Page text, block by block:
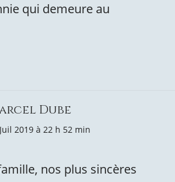
qui demeure au
Dube
2019 à 22 h 52 min
nos plus sincères